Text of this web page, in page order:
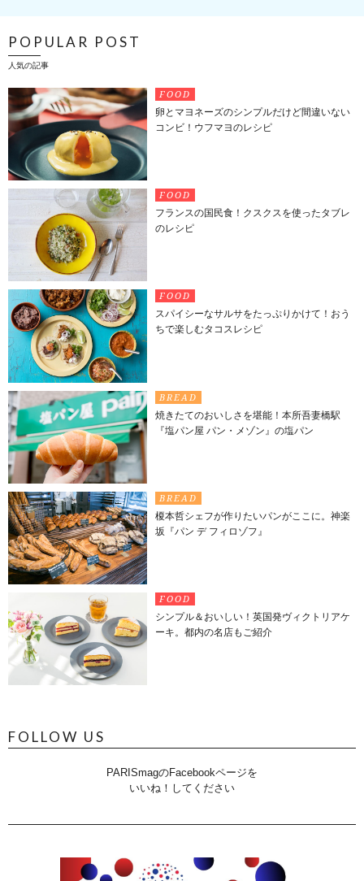
POPULAR POST
人気の記事
FOOD
卵とマヨネーズのシンプルだけど間違いない
コンビ！ウフマヨのレシピ
FOOD
フランスの国民食！クスクスを使ったタブレ
のレシピ
FOOD
スパイシーなサルサをたっぷりかけて！おう
ちで楽しむタコスレシピ
BREAD
焼きたてのおいしさを堪能！本所吾妻橋駅
『塩パン屋 パン・メゾン』の塩パン
BREAD
榎本哲シェフが作りたいパンがここに。神楽
坂『パン デ フィロゾフ』
FOOD
シンプル＆おいしい！英国発ヴィクトリアケ
ーキ。都内の名店もご紹介
FOLLOW US
PARISmagのFacebookページを
いいね！してください